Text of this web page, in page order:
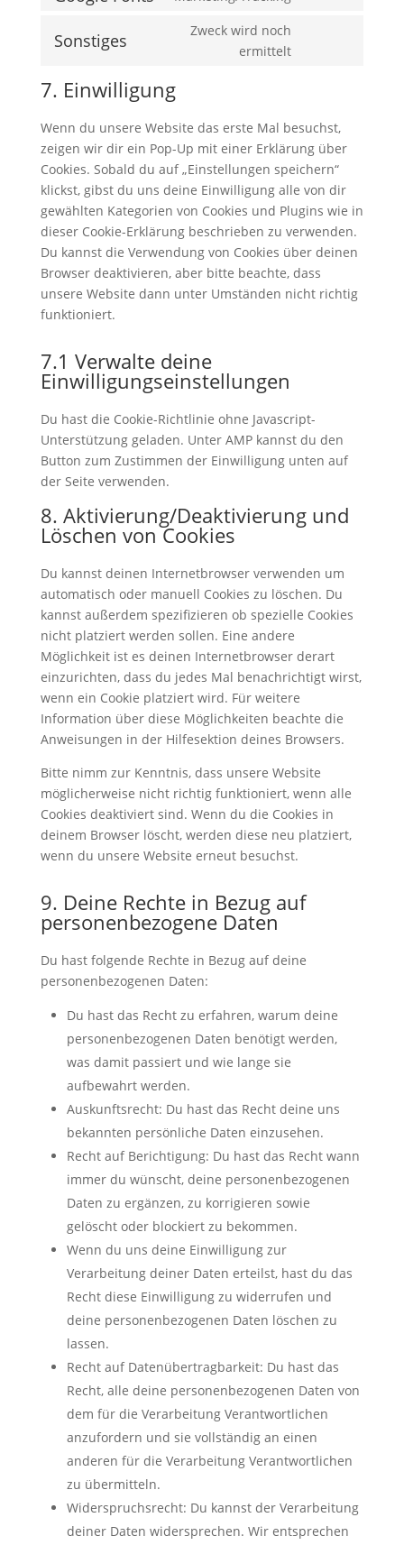
Sonstiges
Zweck wird noch
ermittelt
7. Einwilligung
Wenn du unsere Website das erste Mal besuchst,
zeigen wir dir ein Pop-Up mit einer Erklärung über
Cookies. Sobald du auf „Einstellungen speichern“
klickst, gibst du uns deine Einwilligung alle von dir
gewählten Kategorien von Cookies und Plugins wie in
dieser Cookie-Erklärung beschrieben zu verwenden.
Du kannst die Verwendung von Cookies über deinen
Browser deaktivieren, aber bitte beachte, dass
unsere Website dann unter Umständen nicht richtig
funktioniert.
7.1 Verwalte deine
Einwilligungseinstellungen
Du hast die Cookie-Richtlinie ohne Javascript-
Unterstützung geladen. Unter AMP kannst du den
Button zum Zustimmen der Einwilligung unten auf
der Seite verwenden.
8. Aktivierung/Deaktivierung und
Löschen von Cookies
Du kannst deinen Internetbrowser verwenden um
automatisch oder manuell Cookies zu löschen. Du
kannst außerdem spezifizieren ob spezielle Cookies
nicht platziert werden sollen. Eine andere
Möglichkeit ist es deinen Internetbrowser derart
einzurichten, dass du jedes Mal benachrichtigt wirst,
wenn ein Cookie platziert wird. Für weitere
Information über diese Möglichkeiten beachte die
Anweisungen in der Hilfesektion deines Browsers.
Bitte nimm zur Kenntnis, dass unsere Website
möglicherweise nicht richtig funktioniert, wenn alle
Cookies deaktiviert sind. Wenn du die Cookies in
deinem Browser löscht, werden diese neu platziert,
wenn du unsere Website erneut besuchst.
9. Deine Rechte in Bezug auf
personenbezogene Daten
Du hast folgende Rechte in Bezug auf deine
personenbezogenen Daten:
Du hast das Recht zu erfahren, warum deine
personenbezogenen Daten benötigt werden,
was damit passiert und wie lange sie
aufbewahrt werden.
Auskunftsrecht: Du hast das Recht deine uns
bekannten persönliche Daten einzusehen.
Recht auf Berichtigung: Du hast das Recht wann
immer du wünscht, deine personenbezogenen
Daten zu ergänzen, zu korrigieren sowie
gelöscht oder blockiert zu bekommen.
Wenn du uns deine Einwilligung zur
Verarbeitung deiner Daten erteilst, hast du das
Recht diese Einwilligung zu widerrufen und
deine personenbezogenen Daten löschen zu
lassen.
Recht auf Datenübertragbarkeit: Du hast das
Recht, alle deine personenbezogenen Daten von
dem für die Verarbeitung Verantwortlichen
anzufordern und sie vollständig an einen
anderen für die Verarbeitung Verantwortlichen
zu übermitteln.
Widerspruchsrecht: Du kannst der Verarbeitung
deiner Daten widersprechen. Wir entsprechen